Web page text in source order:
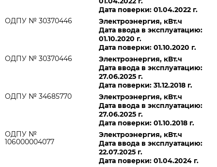
Дата поверки: 01.04.2022 г.
ОДПУ № 30370446
Электроэнергия, кВт.ч
Дата ввода в эксплуатацию:
01.10.2020 г.
Дата поверки: 01.10.2020 г.
ОДПУ № 30370446
Электроэнергия, кВт.ч
Дата ввода в эксплуатацию:
27.06.2025 г.
Дата поверки: 31.12.2018 г.
ОДПУ № 34685770
Электроэнергия, кВт.ч
Дата ввода в эксплуатацию:
27.06.2025 г.
Дата поверки: 01.10.2018 г.
ОДПУ №
106000004077
Электроэнергия, кВт.ч
Дата ввода в эксплуатацию:
22.07.2025 г.
Дата поверки: 01.04.2024 г.